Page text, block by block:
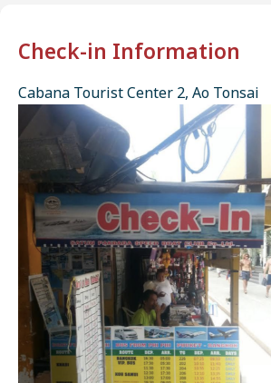
Check-in Information
Cabana Tourist Center 2, Ao Tonsai